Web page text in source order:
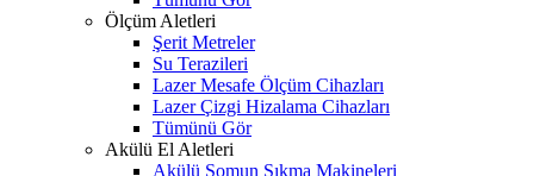
Ölçüm Aletleri
Şerit Metreler
Su Terazileri
Lazer Mesafe Ölçüm Cihazları
Lazer Çizgi Hizalama Cihazları
Tümünü Gör
Akülü El Aletleri
Akülü Somun Sıkma Makineleri